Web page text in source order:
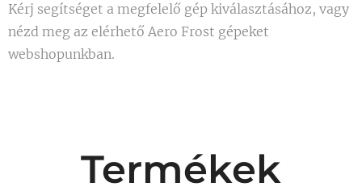
Kérj segítséget a megfelelő gép kiválasztásához, vagy
nézd meg az elérhető Aero Frost gépeket
webshopunkban.
Termékek